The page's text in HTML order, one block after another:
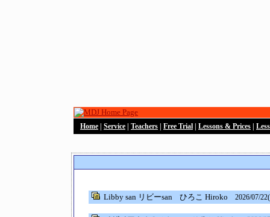
Home Service Teachers Free Trial Lessons & Prices
Libby san リビーsanひろこ Hiroko 2026/07/